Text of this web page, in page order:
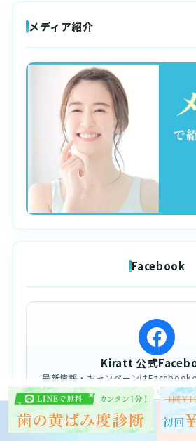
クリスタル会員 お問い合わせ
メディア紹介
Facebook
Kiratt 公式
最新情報・キャンペーンはFacebook
さい
Facebookページを